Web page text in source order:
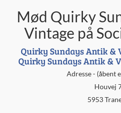
Mød Quirky
Vintage på
Quirky Sundays Antik &
Quirky Sundays Antik &
Adresse - (åbent
Houvej
5953